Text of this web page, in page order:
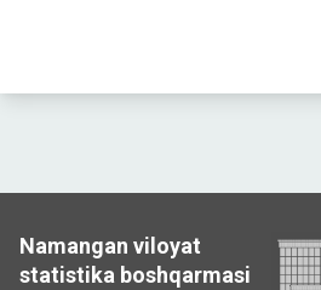
Namangan viloyat
statistika boshqarmasi